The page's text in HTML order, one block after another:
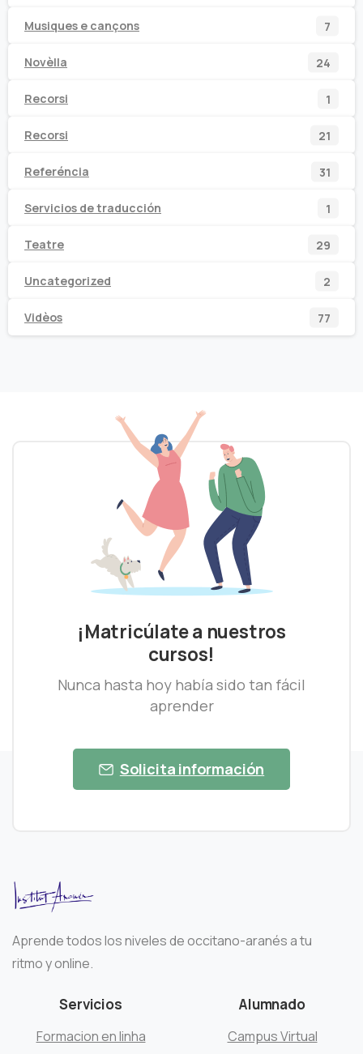
Musiques e cançons
7
Novèlla
24
Recorsi
1
Recorsi
21
Referéncia
31
Servicios de traducción
1
Teatre
29
Uncategorized
2
Vidèos
77
¡Matricúlate a nuestros
cursos!
Nunca hasta hoy había sido tan fácil
aprender
Solicita información
Aprende todos los niveles de occitano-aranés a tu
ritmo y online.
Servicios
Formacion en linha
Alumnado
Campus Virtual